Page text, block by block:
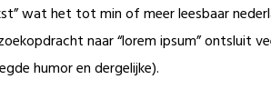
wat het tot min of meer leesbaar
naar “lorem ipsum” ontsluit
humor en dergelijke).